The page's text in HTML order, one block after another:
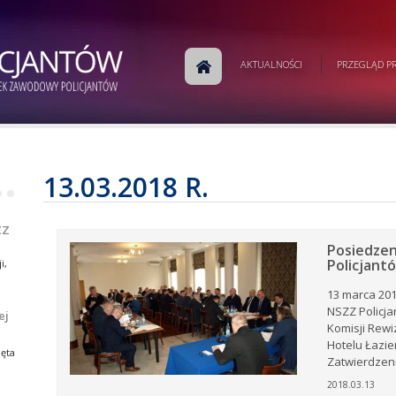
AKTUALNOŚCI PRZEGLĄD
13.03.2018 R.
13 marca
NSZZ
Komisji
Hotelu
2018.03.13